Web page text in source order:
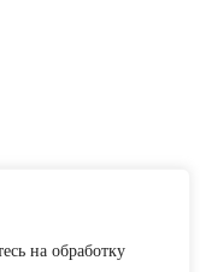
на обработку